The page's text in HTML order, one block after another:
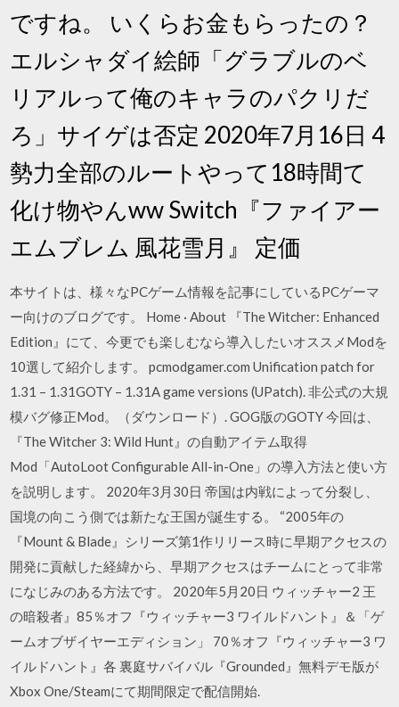
ですね。 いくらお金もらったの？
エルシャダイ絵師「グラブルのベ
リアルって俺のキャラのパクリだ
ろ」サイゲは否定 2020年7月16日 4
勢力全部のルートやって18時間て
化け物やんww Switch『ファイアー
エムブレム 風花雪月』 定価
本サイトは、様々なPCゲーム情報を記事にしているPCゲーマ
ー向けのブログです。 Home · About 『The Witcher: Enhanced
Edition』にて、今更でも楽しむなら導入したいオススメModを
10選して紹介します。 pcmodgamer.com Unification patch for
1.31 – 1.31GOTY – 1.31A game versions (UPatch). 非公式の大規
模バグ修正Mod。（ダウンロード）. GOG版のGOTY 今回は、
『The Witcher 3: Wild Hunt』の自動アイテム取得
Mod「AutoLoot Configurable All-in-One」の導入方法と使い方
を説明します。 2020年3月30日 帝国は内戦によって分裂し、
国境の向こう側では新たな王国が誕生する。 “2005年の
『Mount & Blade』シリーズ第1作リリース時に早期アクセスの
開発に貢献した経緯から、早期アクセスはチームにとって非常
になじみのある方法です。 2020年5月20日 ウィッチャー2 王
の暗殺者』85％オフ『ウィッチャー3 ワイルドハント』＆「ゲ
ームオブザイヤーエディション」 70％オフ『ウィッチャー3 ワ
イルドハント』各 裏庭サバイバル『Grounded』無料デモ版が
Xbox One/Steamにて期間限定で配信開始.